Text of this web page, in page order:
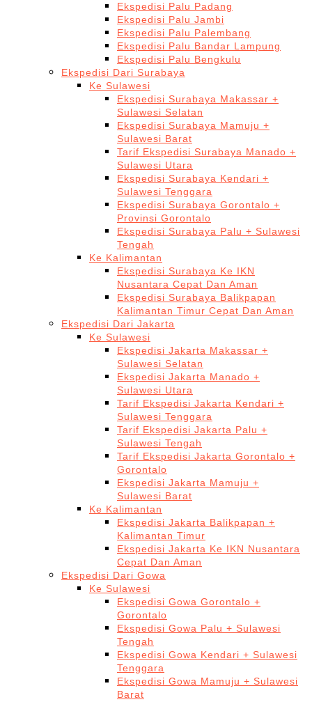
Ekspedisi Palu Padang
Ekspedisi Palu Jambi
Ekspedisi Palu Palembang
Ekspedisi Palu Bandar Lampung
Ekspedisi Palu Bengkulu
Ekspedisi Dari Surabaya
Ke Sulawesi
Ekspedisi Surabaya Makassar +
Sulawesi Selatan
Ekspedisi Surabaya Mamuju +
Sulawesi Barat
Tarif Ekspedisi Surabaya Manado +
Sulawesi Utara
Ekspedisi Surabaya Kendari +
Sulawesi Tenggara
Ekspedisi Surabaya Gorontalo +
Provinsi Gorontalo
Ekspedisi Surabaya Palu + Sulawesi
Tengah
Ke Kalimantan
Ekspedisi Surabaya Ke IKN
Nusantara Cepat Dan Aman
Ekspedisi Surabaya Balikpapan
Kalimantan Timur Cepat Dan Aman
Ekspedisi Dari Jakarta
Ke Sulawesi
Ekspedisi Jakarta Makassar +
Sulawesi Selatan
Ekspedisi Jakarta Manado +
Sulawesi Utara
Tarif Ekspedisi Jakarta Kendari +
Sulawesi Tenggara
Tarif Ekspedisi Jakarta Palu +
Sulawesi Tengah
Tarif Ekspedisi Jakarta Gorontalo +
Gorontalo
Ekspedisi Jakarta Mamuju +
Sulawesi Barat
Ke Kalimantan
Ekspedisi Jakarta Balikpapan +
Kalimantan Timur
Ekspedisi Jakarta Ke IKN Nusantara
Cepat Dan Aman
Ekspedisi Dari Gowa
Ke Sulawesi
Ekspedisi Gowa Gorontalo +
Gorontalo
Ekspedisi Gowa Palu + Sulawesi
Tengah
Ekspedisi Gowa Kendari + Sulawesi
Tenggara
Ekspedisi Gowa Mamuju + Sulawesi
Barat